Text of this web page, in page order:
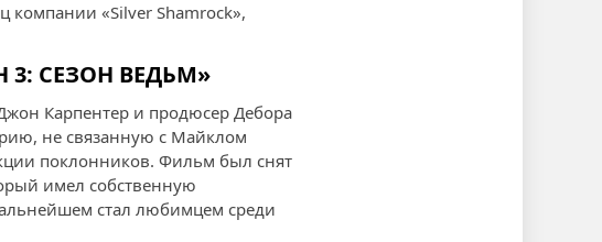
«Silver Shamrock»,
СЕЗОН ВЕДЬМ»
Карпентер и продюсер Дебора
не связанную с Майклом
поклонников. Фильм был снят
имел собственную
стал любимцем среди